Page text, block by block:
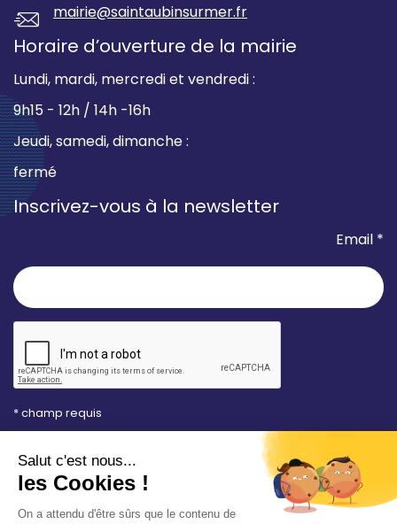
mairie@saintaubinsurmer.fr
Horaire d’ouverture de la mairie
Lundi, mardi, mercredi et vendredi :
9h15 - 12h / 14h -16h
Jeudi, samedi, dimanche :
fermé
Inscrivez-vous à la newsletter
Email *
* champ requis
vous envoyer les lettres d'information de la Mairie de